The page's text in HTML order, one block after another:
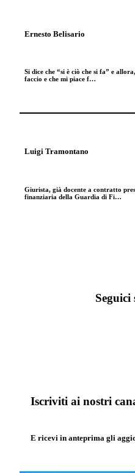
Ernesto Belisario
Si dice che “si è ciò che si fa” e
faccio e che mi piace f…
Luigi Tramontano
Giurista, già docente a contratto
finanziaria della Guardia di Fi…
Seguici
Iscriviti ai nostri
E ricevi in anteprima gli